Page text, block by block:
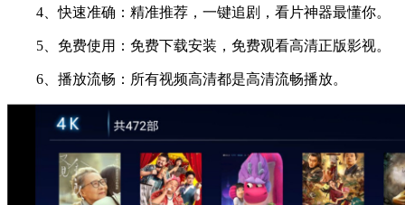
4、快速准确：精准推荐，一键追剧，看片神器最懂你。
5、免费使用：免费下载安装，免费观看高清正版影视。
6、播放流畅：所有视频高清都是高清流畅播放。